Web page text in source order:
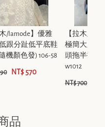
木/lamode】優雅
跟分趾低平底鞋
機顏色發) 106-58
NT$ 570
【拉木/
極簡大牌蟒
頭拖半拖粗
w1012
NT$ 700
品